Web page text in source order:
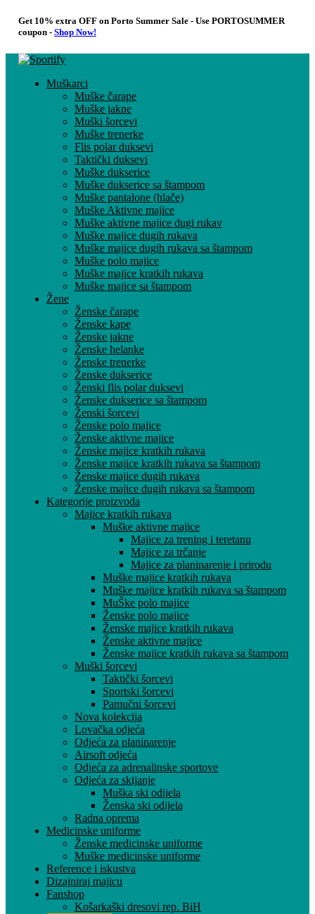
Get 10% extra OFF on Porto Summer Sale - Use PORTOSUMMER
coupon - Shop Now!
Muškarci
Muške čarape
Muške jakne
Muški šorcevi
Muške trenerke
Flis polar duksevi
Taktički duksevi
Muške dukserice
Muške dukserice sa štampom
Muške pantalone (hlače)
Muške Aktivne majice
Muške aktivne majice dugi rukav
Muške majice dugih rukava
Muške majice dugih rukava sa štampom
Muške polo majice
Muške majice kratkih rukava
Muške majice sa štampom
Žene
Ženske čarape
Ženske kape
Ženske jakne
Ženske helanke
Ženske trenerke
Ženske dukserice
Ženski flis polar duksevi
Ženske dukserice sa štampom
Ženski šorcevi
Ženske polo majice
Ženske aktivne majice
Ženske majice kratkih rukava
Ženske majice kratkih rukava sa štampom
Ženske majice dugih rukava
Ženske majice dugih rukava sa štampom
Kategorije proizvoda
Majice kratkih rukava
Muške aktivne majice
Majice za trening i teretanu
Majice za trčanje
Majice za planinarenje i prirodu
Muške majice kratkih rukava
Muške majice kratkih rukava sa štampom
MuŠke polo majice
Ženske polo majice
Ženske majice kratkih rukava
Ženske aktivne majice
Ženske majice kratkih rukava sa štampom
Muški šorcevi
Taktički šorcevi
Sportski šorcevi
Pamučni šorcevi
Nova kolekcija
Lovačka odjeća
Odjeća za planinarenje
Airsoft odjeća
Odjeća za adrenalinske sportove
Odjeća za skijanje
Muška ski odijela
Ženska ski odijela
Radna oprema
Medicinske uniforme
Ženske medicinske uniforme
Muške medicinske uniforme
Reference i iskustva
Dizajniraj majicu
Fanshop
Košarkaški dresovi rep. BiH